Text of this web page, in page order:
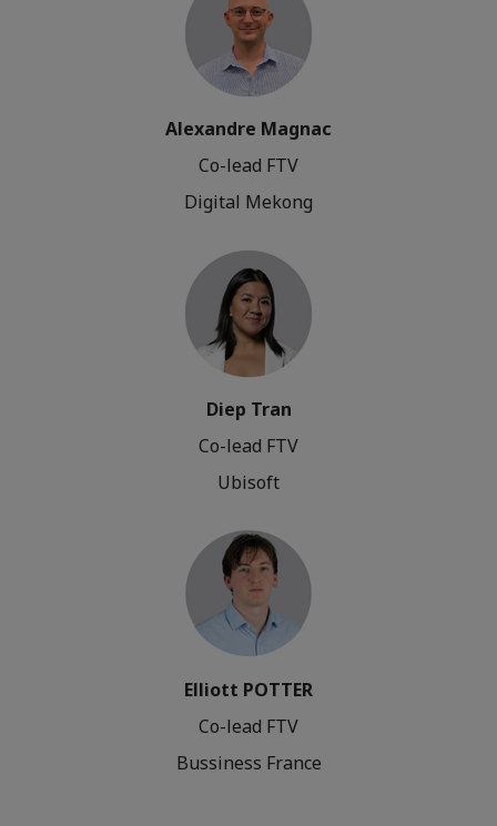
Alexandre Magnac
Co-lead FTV
Digital Mekong
Diep Tran
Co-lead FTV
Ubisoft
Elliott POTTER
Co-lead FTV
Bussiness France